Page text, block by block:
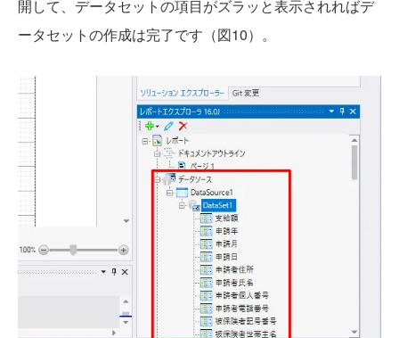
開して、データセットの項目がズラッと表示されればデ
ータセットの作成は完了です（図10）。